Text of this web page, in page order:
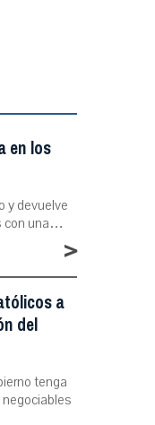
en los
y devuelve
con una…
>
a
del
tenga